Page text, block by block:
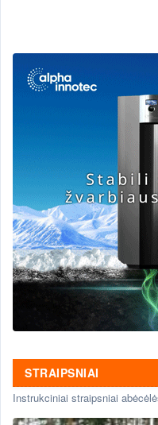
STRAIPSNIAI
Instrukciniai straipsniai